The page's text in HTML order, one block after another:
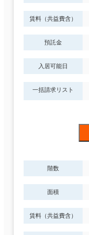
賃料（共益費含）
預託金
入居可能日
一括請求リスト
階数
面積
賃料（共益費含）